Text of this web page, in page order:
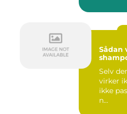
Sådan
Selv
virker
ikke
n...